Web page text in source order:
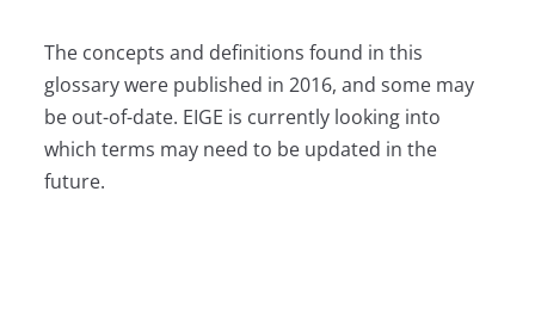
The concepts and definitions found in this
glossary were published in 2016, and some may
be out-of-date. EIGE is currently looking into
which terms may need to be updated in the
future.